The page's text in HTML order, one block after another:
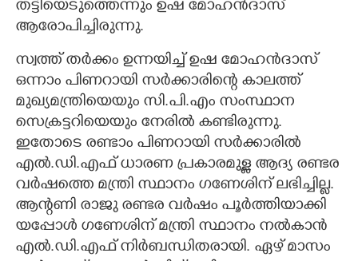
തട്ടിയെടുത്തെന്നും ഉഷ മോഹൻദാസ്
ആരോപിച്ചിരുന്നു.
സ്വത്ത് തർക്കം ഉന്നയിച്ച് ഉഷ മോഹൻദാസ്
ഒന്നാം പി​ണറായി​ സർക്കാരി​ന്റെ കാലത്ത്
മുഖ്യമന്ത്രിയെയും സി.പി.എം സംസ്ഥാന
സെക്രട്ടറിയെയും നേരിൽ കണ്ടിരുന്നു.
ഇതോടെ രണ്ടാം പിണറായി സർക്കാരിൽ
എൽ.ഡി.എഫ് ധാരണ പ്രകാരമുള്ള ആദ്യ രണ്ടര
വർഷത്തെ മന്ത്രി സ്ഥാനം ഗണേശി​ന് ലഭി​ച്ചി​ല്ല.
ആന്റണി രാജു രണ്ടര വർഷം പൂർത്തി​യാക്കി​
യപ്പോൾ ഗണേശി​ന് മന്ത്രി സ്ഥാനം നൽകാൻ
എൽ.ഡി.എഫ് നിർബന്ധിതരായി. ഏഴ് മാസം